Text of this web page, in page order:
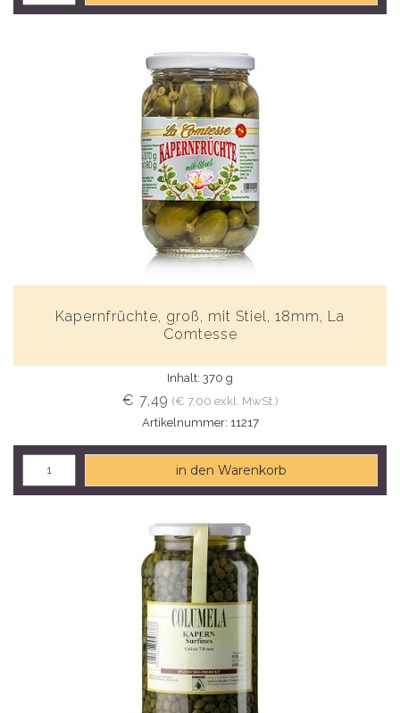
Kapernfrüchte, groß, mit Stiel, 18mm, La
Comtesse
Inhalt: 370 g
€ 7,49 (€ 7,00 exkl. MwSt.)
Artikelnummer: 11217
in den Warenkorb